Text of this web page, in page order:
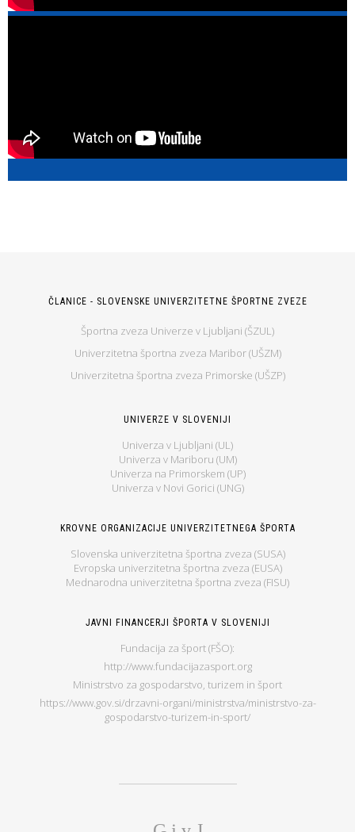
ČLANICE - SLOVENSKE UNIVERZITETNE ŠPORTNE ZVEZE
Športna zveza Univerze v Ljubljani (ŠZUL)
Univerzitetna športna zveza Maribor (UŠZM)
Univerzitetna športna zveza Primorske (UŠZP)
UNIVERZE V SLOVENIJI
Univerza v Ljubljani (UL)
Univerza v Mariboru (UM)
Univerza na Primorskem (UP)
Univerza v Novi Gorici (UNG)
KROVNE ORGANIZACIJE UNIVERZITETNEGA ŠPORTA
Slovenska univerzitetna športna zveza (SUSA)
Evropska univerzitetna športna zveza (EUSA)
Mednarodna univerzitetna športna zveza (FISU)
JAVNI FINANCERJI ŠPORTA V SLOVENIJI
Fundacija za šport (FŠO):
http://www.fundacijazasport.org
Ministrstvo za gospodarstvo, turizem in šport
https://www.gov.si/drzavni-organi/ministrstva/ministrstvo-za-
gospodarstvo-turizem-in-sport/